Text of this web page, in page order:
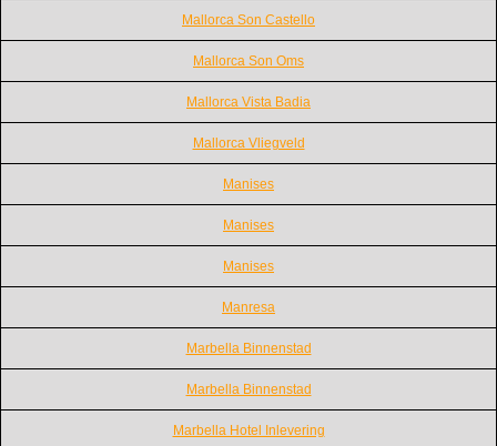
Mallorca Son Castello
Mallorca Son Oms
Mallorca Vista Badia
Mallorca Vliegveld
Manises
Manises
Manises
Manresa
Marbella Binnenstad
Marbella Binnenstad
Marbella Hotel Inlevering